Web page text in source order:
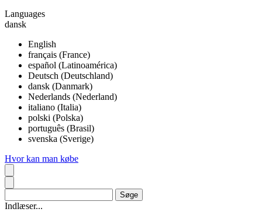
Languages
dansk
English
français (France)
español (Latinoamérica)
Deutsch (Deutschland)
dansk (Danmark)
Nederlands (Nederland)
italiano (Italia)
polski (Polska)
português (Brasil)
svenska (Sverige)
Hvor kan man købe
Indlæser...